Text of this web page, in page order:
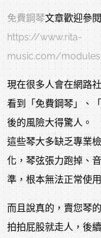
免費鋼琴文章歡迎參
https://www.rita-
music.com/
現在很多人會在網路
看到「免費鋼琴」、
後的風險大得驚人。
這些琴大多缺乏專業
化，琴弦張力跑掉、
準，根本無法正常使用
而且說真的，賣您琴
拍拍屁股就走人，後